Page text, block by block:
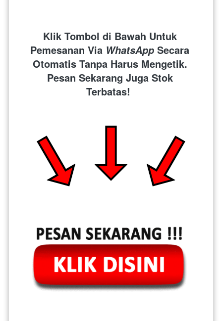
Klik Tombol di Bawah Untuk
Pemesanan Via WhatsApp Secara
Otomatis Tanpa Harus Mengetik.
Pesan Sekarang Juga Stok
Terbatas!